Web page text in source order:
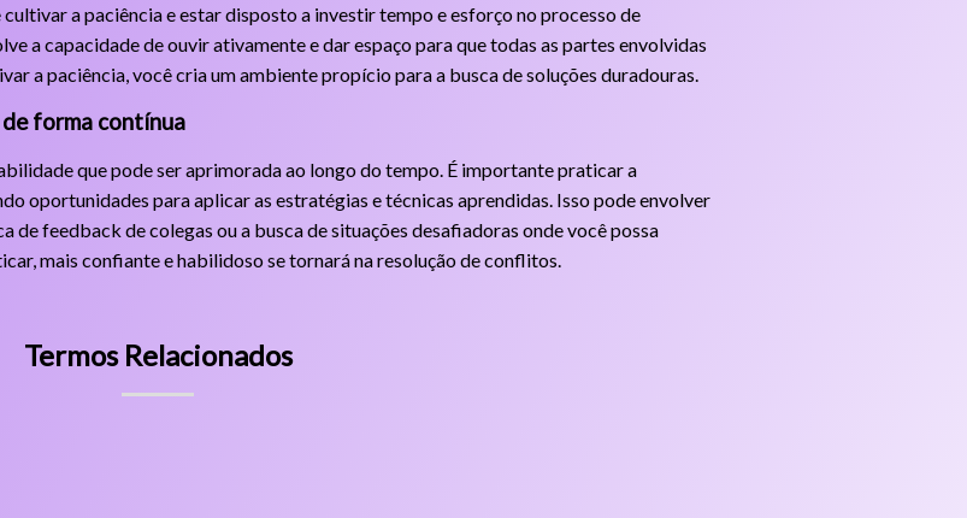
a paciência e estar disposto a investir tempo e esforço no processo de
a capacidade de ouvir ativamente e dar espaço para que todas as partes envolvidas
a paciência, você cria um ambiente propício para a busca de soluções duradouras.
forma contínua
que pode ser aprimorada ao longo do tempo. É importante praticar a
oportunidades para aplicar as estratégias e técnicas aprendidas. Isso pode envolver
de feedback de colegas ou a busca de situações desafiadoras onde você possa
mais confiante e habilidoso se tornará na resolução de conflitos.
Termos Relacionados